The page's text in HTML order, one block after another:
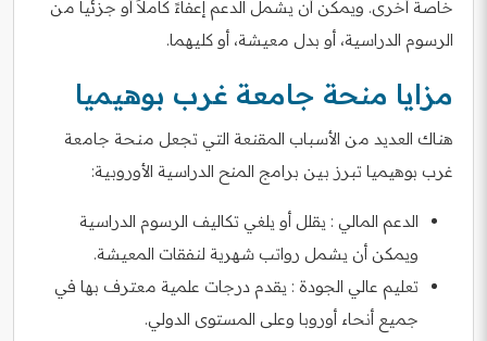
خاصة أخرى. ويمكن أن يشمل الدعم إعفاءً كاملاً أو جزئياً من
الرسوم الدراسية، أو بدل معيشة، أو كليهما.
مزايا منحة جامعة غرب بوهيميا
هناك العديد من الأسباب المقنعة التي تجعل منحة جامعة
غرب بوهيميا تبرز بين برامج المنح الدراسية الأوروبية:
الدعم المالي : يقلل أو يلغي تكاليف الرسوم الدراسية
ويمكن أن يشمل رواتب شهرية لنفقات المعيشة.
تعليم عالي الجودة : يقدم درجات علمية معترف بها في
جميع أنحاء أوروبا وعلى المستوى الدولي.